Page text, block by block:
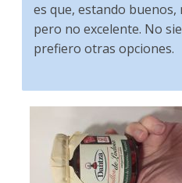
es que, estando
pero no excelente. No
prefiero otras opciones.